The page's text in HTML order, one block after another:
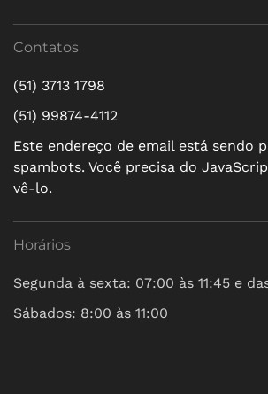
Contatos
(51) 3713 1798
(51) 99874-4112
Este endereço de email está sendo
spambots. Você precisa do
vê-lo.
Horários
Segunda à sexta: 07:00 às 11:45 e
Sábados: 8:00 às 11:00